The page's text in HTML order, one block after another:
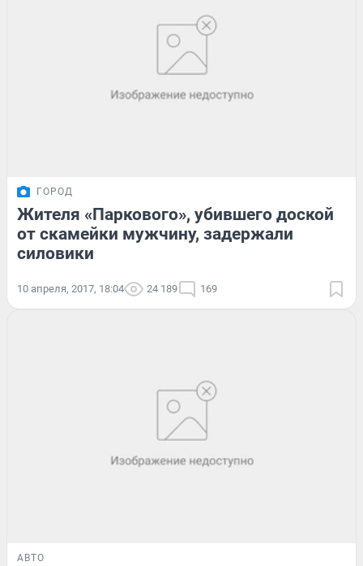
ГОРОД
Жителя «Паркового», убившего доской
от скамейки мужчину, задержали
силовики
10 апреля, 2017, 18:04 24 189 169
АВТО